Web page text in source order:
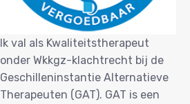
Ik val als Kwaliteitstherapeut
onder Wkkgz-klachtrecht bij de
Geschilleninstantie Alternatieve
Therapeuten (GAT). GAT is een